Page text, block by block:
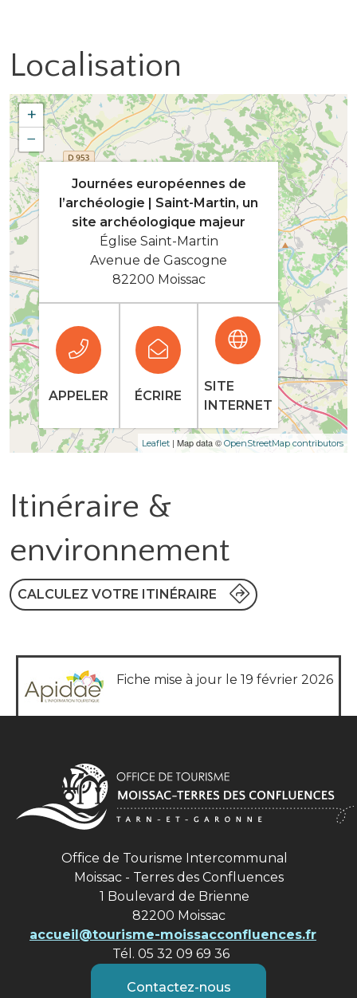
Localisation
+
−
Leaflet | Map data © OpenStreetMap contributors
Journées européennes de
l’archéologie | Saint-Martin, un
site archéologique majeur
Église Saint-Martin
Avenue de Gascogne
82200 Moissac
APPELER ÉCRIRE
SITE
INTERNET
Itinéraire &
environnement
CALCULEZ VOTRE ITINÉRAIRE
Fiche mise à jour le 19 février 2026
Office de Tourisme Intercommunal
Moissac - Terres des Confluences
1 Boulevard de Brienne
82200 Moissac
accueil@tourisme-moissacconfluences.fr
Tél. 05 32 09 69 36
Contactez-nous